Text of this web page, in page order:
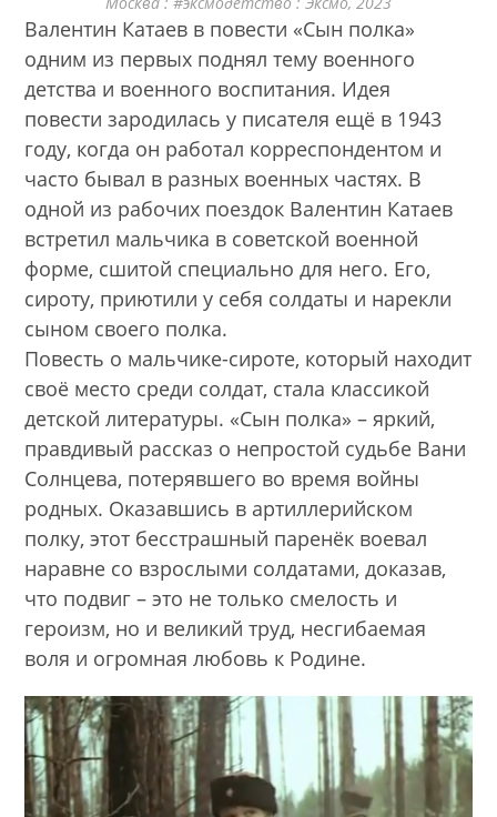
Валентин Катаев в повести «Сын полка»
одним из первых поднял тему военного
детства и военного воспитания. Идея
повести зародилась у писателя ещё в 1943
году, когда он работал корреспондентом и
часто бывал в разных военных частях. В
одной из рабочих поездок Валентин Катаев
встретил мальчика в советской военной
форме, сшитой специально для него. Его,
сироту, приютили у себя солдаты и нарекли
сыном своего полка.
Повесть о мальчике-сироте, который находит
своё место среди солдат, стала классикой
детской литературы. «Сын полка» – яркий,
правдивый рассказ о непростой судьбе Вани
Солнцева, потерявшего во время войны
родных. Оказавшись в артиллерийском
полку, этот бесстрашный паренёк воевал
наравне со взрослыми солдатами, доказав,
что подвиг – это не только смелость и
героизм, но и великий труд, несгибаемая
воля и огромная любовь к Родине.